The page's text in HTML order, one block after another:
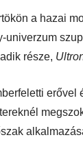
a hazai
univerzum
része,
erővel